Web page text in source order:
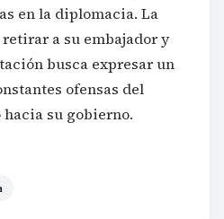
en la diplomacia. La
a su embajador y
busca expresar un
ofensas del
su gobierno.